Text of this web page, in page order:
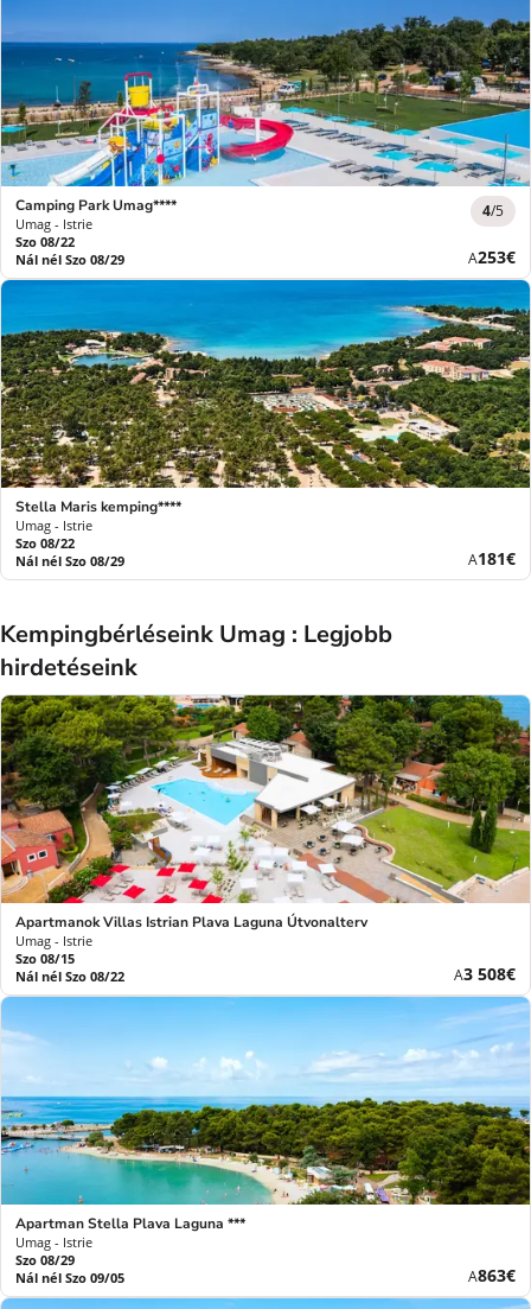
Camping Park Umag****
Umag - Istrie
4/5
Szo 08/22
Nál nél Szo 08/29
AÚj
ár
253€
Stella Maris kemping****
Umag - Istrie
Szo 08/22
Nál nél Szo 08/29
AÚj
ár
181€
Kempingbérléseink Umag : Legjobb
hirdetéseink
Apartmanok Villas Istrian Plava Laguna Útvonalterv
Umag - Istrie
Szo 08/15
Nál nél Szo 08/22
AÚj
ár
3 508€
Apartman Stella Plava Laguna ***
Umag - Istrie
Szo 08/29
Nál nél Szo 09/05
AÚj
ár
863€